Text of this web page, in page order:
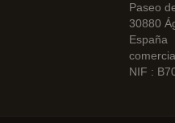
Paseo
30880
España
NIF :